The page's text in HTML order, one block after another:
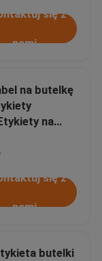
się z
nami
na butelkę
na
o
się z
nami
butelki